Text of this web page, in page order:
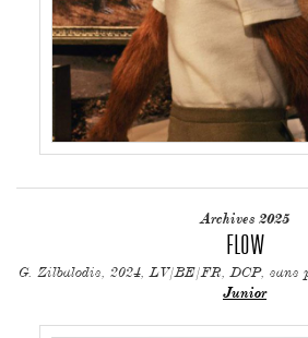
Archives 2025
FLOW
G. Zilbalodis, 2024, LV/BE/FR, DCP, sans
Junior